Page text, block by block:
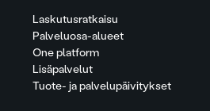
Laskutusratkaisu
Palveluosa-alueet
One platform
Lisäpalvelut
Tuote- ja palvelupäivitykset